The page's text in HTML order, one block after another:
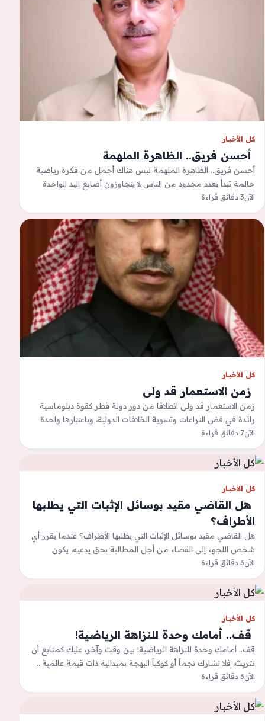
كل الأخبار
‫ أحسن فريق.. الظاهرة الملهمة
أحسن فريق.. الظاهرة الملهمة ليس هناك أجمل من فكرة رياضية
حالمة تبدأ بعدد محدود من الناس لا يتجاوزون أصابع اليد الواحدة
ثم…
الآن3 دقائق قراءة
كل الأخبار
‫ زمن الاستعمار قد ولى
زمن الاستعمار قد ولى انطلاقا من دور دولة قطر كقوة دبلوماسية
رائدة في فض النزاعات وتسوية الخلافات الدولية، وباعتبارها واحدة
من أهم…
الآن7 دقائق قراءة
كل الأخبار
‫ هل القاضي مقيد بوسائل الإثبات التي يطلبها
الأطراف؟
هل القاضي مقيد بوسائل الإثبات التي يطلبها الأطراف؟ عندما يقرر أي
شخص اللجوء إلى القضاء من أجل المطالبة بحق يدعيه، يكون
ملزما…
الآن3 دقائق قراءة
كل الأخبار
‫ قف.. أمامك وحدة للنزاهة الرياضية!
قف.. أمامك وحدة للنزاهة الرياضية! بين وقت وآخر، عليك كمتابع أن
تتريث، فلا تشارك نجماً أو كوكباً البهجة بميدالية ذات قيمة عالمية…
الآن3 دقائق قراءة